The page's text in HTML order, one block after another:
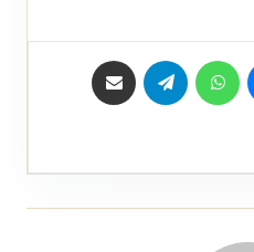
ماسنجر واتساب تيلقرام